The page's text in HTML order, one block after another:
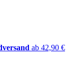
ab 42,90 €